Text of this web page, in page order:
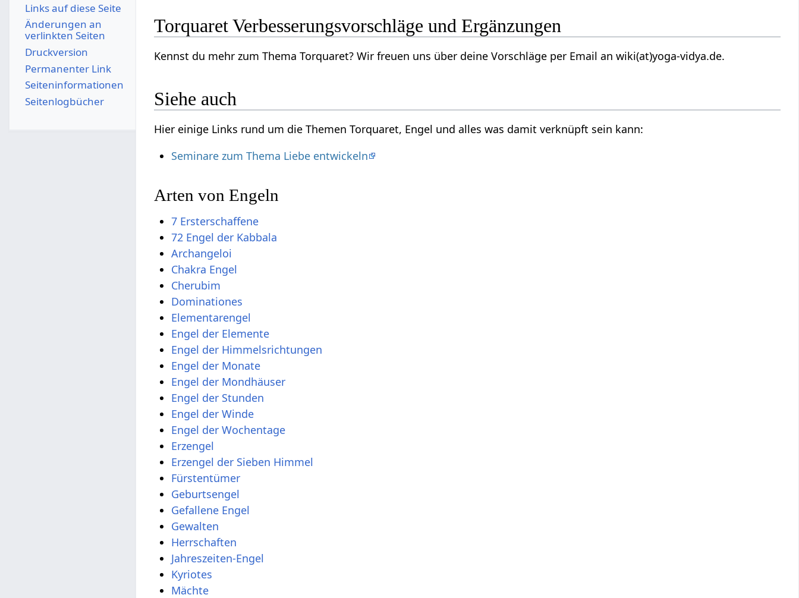
Torquaret Verbesserungsvorschläge und Ergänzungen
Kennst du mehr zum Thema Torquaret? Wir freuen uns über deine Vorschläge per Email an wiki(at)yoga-vidya.de.
Siehe auch
Hier einige Links rund um die Themen Torquaret, Engel und alles was damit verknüpft sein kann:
Seminare zum Thema Liebe entwickeln
Arten von Engeln
7 Ersterschaffene
72 Engel der Kabbala
Archangeloi
Chakra Engel
Cherubim
Dominationes
Elementarengel
Engel der Elemente
Engel der Himmelsrichtungen
Engel der Monate
Engel der Mondhäuser
Engel der Stunden
Engel der Winde
Engel der Wochentage
Erzengel
Erzengel der Sieben Himmel
Fürstentümer
Geburtsengel
Gefallene Engel
Gewalten
Herrschaften
Jahreszeiten-Engel
Kyriotes
Mächte
Links auf diese Seite
Änderungen an
verlinkten Seiten
Druckversion
Permanenter Link
Seiten­­informationen
Seitenlogbücher